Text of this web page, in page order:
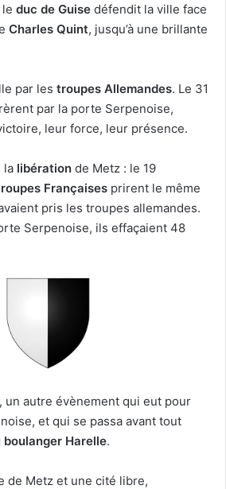
le duc de Guise défendit la ville face
Charles Quint, jusqu’à une brillante
par les troupes Allemandes. Le 31
par la porte Serpenoise,
leur force, leur présence.
la libération de Metz : le 19
Françaises prirent le même
pris les troupes allemandes.
Serpenoise, ils effaçaient 48
un autre évènement qui eut pour
et qui se passa avant tout
boulanger Harelle.
de Metz et une cité libre,